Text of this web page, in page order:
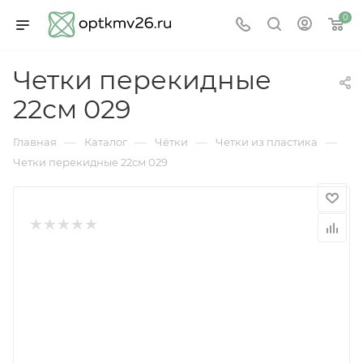
0
Четки перекидные
22см 029
Главная — Каталог — Чётки — Четки из пластика —
Четки перекидные 22см 029